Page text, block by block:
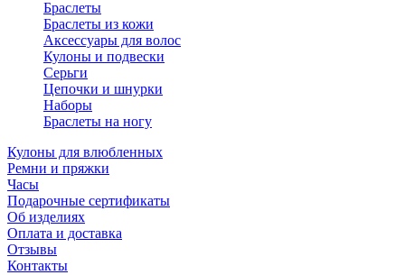
Браслеты
Браслеты из кожи
Аксессуары для волос
Кулоны и подвески
Серьги
Цепочки и шнурки
Наборы
Браслеты на ногу
Кулоны для влюбленных
Ремни и пряжки
Часы
Подарочные сертификаты
Об изделиях
Оплата и доставка
Отзывы
Контакты